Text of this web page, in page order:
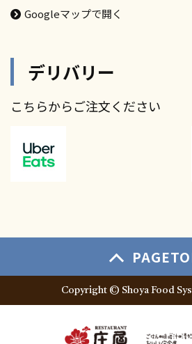
Googleマップで開く
デリバリー
こちらからご注文ください
Copyright © Shoya Food